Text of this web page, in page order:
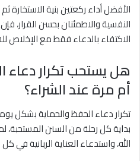
الأفضل أداء ركعتين بنية الاستخارة
النفسية والاطمئنان بحسن القرار،
الاكتفاء بالدعاء فقط مع الإخلاص
هل يستحب تكرار دعاء
أم مرة عند الشراء؟
تكرار دعاء الحفظ والحماية بشكل
بداية كل رحلة من السنن المستحبة،
الله، واستدعاء العناية الربانية في